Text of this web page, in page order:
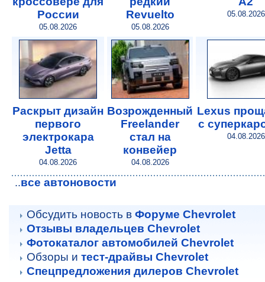
России
05.08.2026
Revuelto
05.08.2026
05.08.2026
Раскрыт дизайн
первого
электрокара
Jetta
04.08.2026
Возрожденный
Freelander
стал на
конвейер
04.08.2026
Lexus
с
04.08.2026
..все автоновости
Обсудить новость в Форуме Chevrolet
Отзывы владельцев Chevrolet
Фотокаталог автомобилей Chevrolet
Обзоры и тест-драйвы Chevrolet
Спецпредложения дилеров Chevrolet